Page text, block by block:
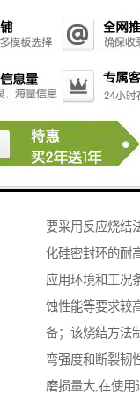
碳化硅陶瓷具有
腐蚀、耐高温、
要采用反应烧结
化硅密封环的耐
应用环境和工况
蚀性能等要求较
备；该烧结方法
弯强度和断裂韧
磨损量大,在使